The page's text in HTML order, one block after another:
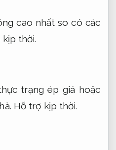
cao nhất so có các
thời.
trạng ép giá hoặc
Hỗ trợ kịp thời.